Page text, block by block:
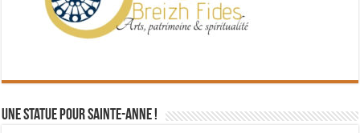
Une statue pour Sainte-Anne !